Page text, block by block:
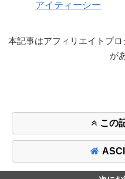
アイティーシー
本記事はアフィリエイトプ
が
この